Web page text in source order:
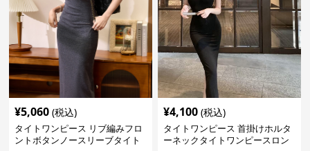
¥5,060 (税込)
タイトワンピース リブ編みフロ
ントボタンノースリーブタイト
¥4,100 (税込)
タイトワンピース 首掛けホルタ
ーネックタイトワンピースロン